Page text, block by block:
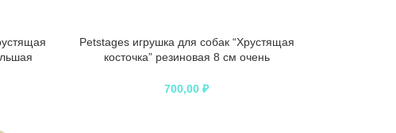
Petstages игрушка для собак “Хрустящая
косточка” резиновая 8 см очень
700,00₽